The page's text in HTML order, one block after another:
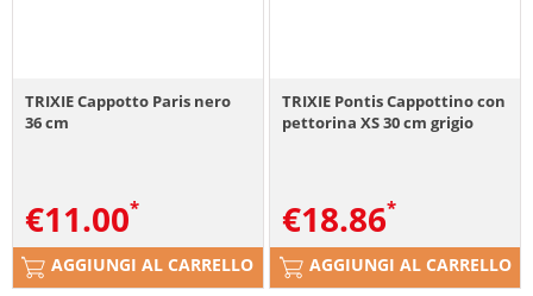
TRIXIE Cappotto Paris nero
36 cm
€11.00
AGGIUNGI AL CARRELLO
TRIXIE Pontis Cappottino con
pettorina XS 30 cm grigio
€18.86
AGGIUNGI AL CARRELLO